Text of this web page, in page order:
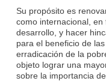
Su propósito es
como internacional,
desarrollo, y hacer
para el beneficio de
erradicación de la
objeto lograr una
sobre la importancia